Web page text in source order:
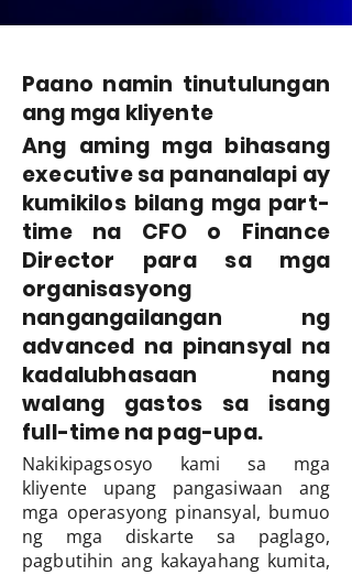
Paano namin tinutulungan
ang mga kliyente
Ang aming mga bihasang
executive sa pananalapi ay
kumikilos bilang mga part-
time na CFO o Finance
Director para sa mga
organisasyong
nangangailangan ng
advanced na pinansyal na
kadalubhasaan nang
walang gastos sa isang
full-time na pag-upa.
Nakikipagsosyo kami sa mga
kliyente upang pangasiwaan ang
mga operasyong pinansyal, bumuo
ng mga diskarte sa paglago,
pagbutihin ang kakayahang kumita,